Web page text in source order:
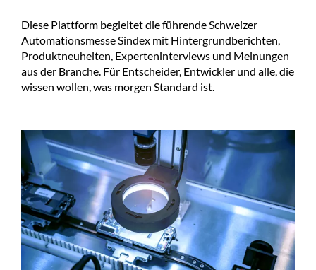
Diese Plattform begleitet die führende Schweizer
Automationsmesse Sindex mit Hintergrundberichten,
Produktneuheiten, Experteninterviews und Meinungen
aus der Branche. Für Entscheider, Entwickler und alle, die
wissen wollen, was morgen Standard ist.